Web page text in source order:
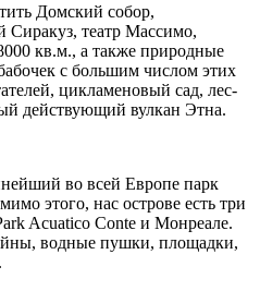
Домский собор,
Сиракуз, театр Массимо,
кв.м., а также природные
с большим числом этих
цикламеновый сад, лес-
действующий вулкан Этна.
во всей Европе парк
этого, нас острове есть три
Acuatico Conte и Монреале.
водные пушки, площадки,